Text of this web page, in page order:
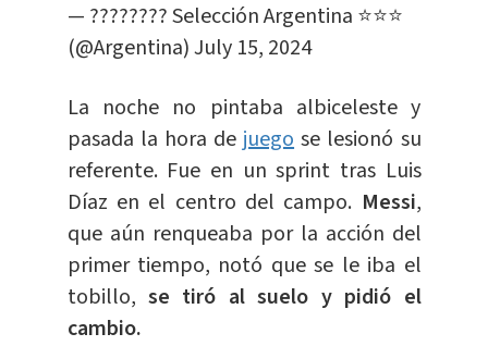
— ???????? Selección Argentina ⭐⭐⭐
(@Argentina)July 15, 2024
La noche no pintaba albiceleste y
pasada la hora de juego se lesionó su
referente. Fue en un sprint tras Luis
Díaz en el centro del campo. Messi,
que aún renqueaba por la acción del
primer tiempo, notó que se le iba el
tobillo, se tiró al suelo y pidió el
cambio.